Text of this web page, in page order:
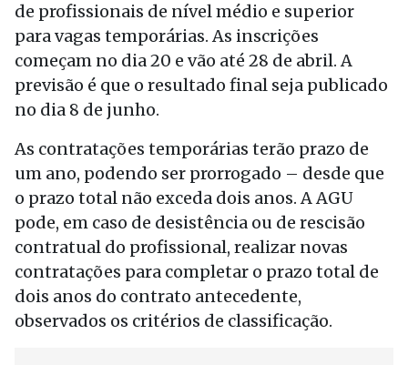
de profissionais de nível médio e superior
para vagas temporárias. As inscrições
começam no dia 20 e vão até 28 de abril. A
previsão é que o resultado final seja publicado
no dia 8 de junho.
As contratações temporárias terão prazo de
um ano, podendo ser prorrogado – desde que
o prazo total não exceda dois anos. A AGU
pode, em caso de desistência ou de rescisão
contratual do profissional, realizar novas
contratações para completar o prazo total de
dois anos do contrato antecedente,
observados os critérios de classificação.